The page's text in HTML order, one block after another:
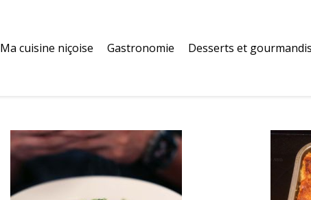
Ma cuisine niçoise Gastronomie Desserts et